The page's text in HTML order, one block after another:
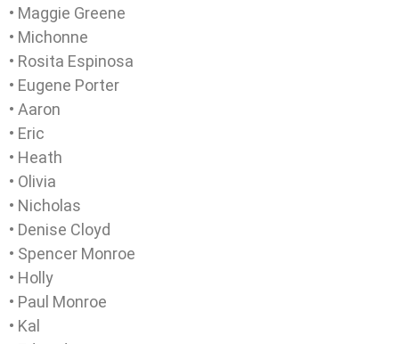
• Maggie Greene
• Michonne
• Rosita Espinosa
• Eugene Porter
• Aaron
• Eric
• Heath
• Olivia
• Nicholas
• Denise Cloyd
• Spencer Monroe
• Holly
• Paul Monroe
• Kal